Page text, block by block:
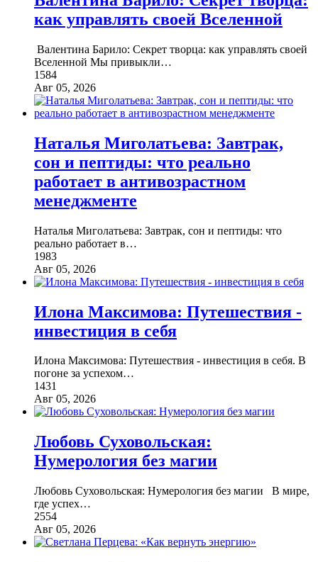
как управлять своей Вселенной
Валентина Барило: Секрет творца: как управлять своей
Вселенной Мы привыкли…
1584
Авг 05, 2026
Наталья Миголатьева: Завтрак,
сон и пептиды: что реально
работает в антивозрастном
менеджменте
Наталья Миголатьева: Завтрак, сон и пептиды: что
реально работает в…
1983
Авг 05, 2026
Илона Максимова: Путешествия -
инвестиция в себя
Илона Максимова: Путешествия - инвестиция в себя. В
погоне за успехом…
1431
Авг 05, 2026
Любовь Суховольская:
Нумерология без магии
Любовь Суховольская: Нумерология без магии В мире,
где успех…
2554
Авг 05, 2026